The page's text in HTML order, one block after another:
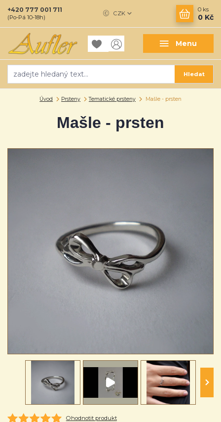
Menu
CZK
Hledat
+420 777 001 711
(Po-Pá 10-18h)
0 ks
0 Kč
Úvod Prsteny Tematické prsteny Mašle - prsten
Mašle - prsten
Ohodnotit produkt